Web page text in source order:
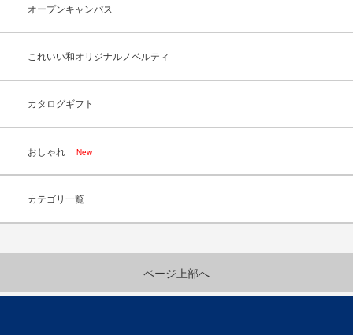
オープンキャンパス
これいい和オリジナルノベルティ
カタログギフト
おしゃれ New
カテゴリ一覧
ページ上部へ